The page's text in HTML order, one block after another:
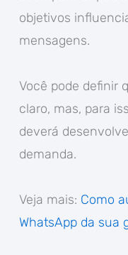
objetivos
mensagens.
Você pode definir
claro, mas, para
deverá
demanda.
Veja mais: Como
WhatsApp da sua